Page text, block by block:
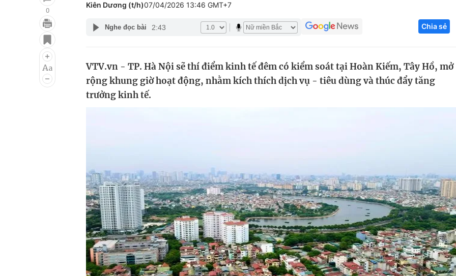
Điện ảnh
Âm nhạc
Làm đẹp
Chất lượng cuộc sống
Giáo dục
Học trực tuyến
Công nghệ
Sản phẩm
0
Kiên Dương (t/h)07/04/2026 13:46 GMT+7
Nghe đọc bài 2:43 Chia sẻ
VTV.vn - TP. Hà Nội sẽ thí điểm kinh tế đêm có kiểm soát tại Hoàn Kiếm, Tây Hồ, mở
rộng khung giờ hoạt động, nhằm kích thích dịch vụ - tiêu dùng và thúc đẩy tăng
trưởng kinh tế.